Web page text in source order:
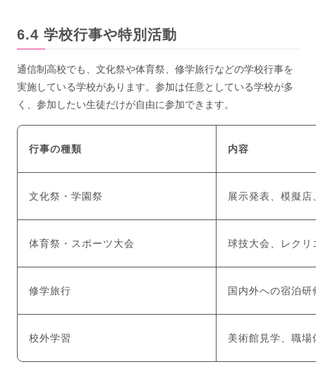
学校行事や特別活動
通信制高校でも、文化祭や体育祭、修学旅行などの学校行事を
実施している学校があります。参加は任意としている学校が多
く、参加したい生徒だけが自由に参加できます。
行事の種類 内容
文化祭・学園祭 展示発表、模擬
体育祭・スポーツ大会 球技大会、レクリ
修学旅行 国内外への宿泊研
校外学習 美術館見学、職場